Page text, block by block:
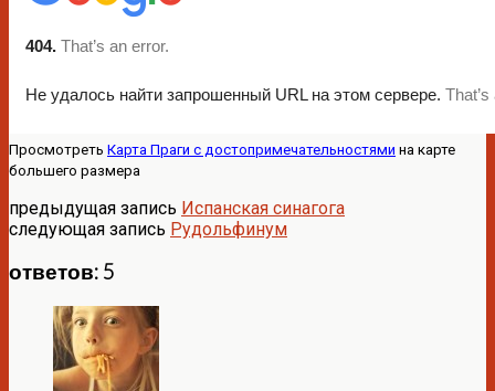
Просмотреть Карта Праги с достопримечательностями на карте
большего размера
предыдущая запись Испанская синагога
следующая запись Рудольфинум
ответов: 5